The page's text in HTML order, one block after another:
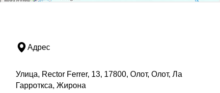
Адрес
Улица, Rector Ferrer, 13, 17800, Олот, Олот, Ла
Гарроткса, Жирона